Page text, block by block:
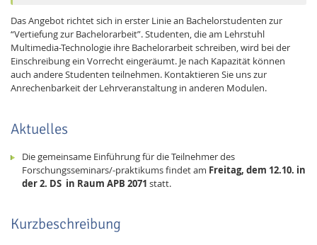
Das Angebot richtet sich in erster Linie an Bachelorstudenten zur
“Vertiefung zur Bachelorarbeit”. Studenten, die am Lehrstuhl
Multimedia-Technologie ihre Bachelorarbeit schreiben, wird bei der
Einschreibung ein Vorrecht eingeräumt. Je nach Kapazität können
auch andere Studenten teilnehmen. Kontaktieren Sie uns zur
Anrechenbarkeit der Lehrveranstaltung in anderen Modulen.
Aktuelles
Die gemeinsame Einführung für die Teilnehmer des
Forschungsseminars/-praktikums findet am Freitag, dem 12.10. in
der 2. DS in Raum APB 2071 statt.
Kurzbeschreibung